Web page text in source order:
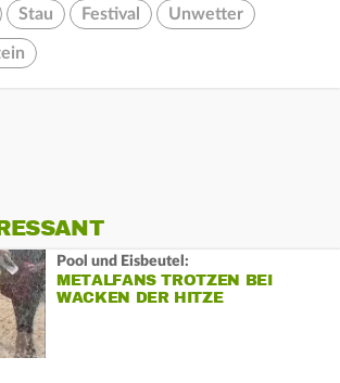
Stau Festival Unwetter
Pool und Eisbeutel:
METALFANS TROTZEN BEI
WACKEN DER HITZE